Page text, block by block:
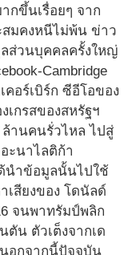
กขึ้นเรื่อยๆ จาก
สมคงหนีไม่พ้น ข่าว
ส่วนบุคคลครั้งใหญ่
Cambridge
คอร์เบิร์ก ซีอีโอของ
เกรสของสหรัฐฯ
านคนรั่วไหล ไปสู่
ะนาไลติก้า
นำข้อมูลนั้นไปใช้
สียงของ โดนัลด์
จนพาทรัมป์พลิก
น ตัวเต็งจากเด
นอกจากนี้ปัจจุบัน